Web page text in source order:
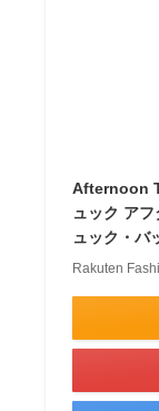
Afternoon
ュック ア
ュック・バ
Rakuten